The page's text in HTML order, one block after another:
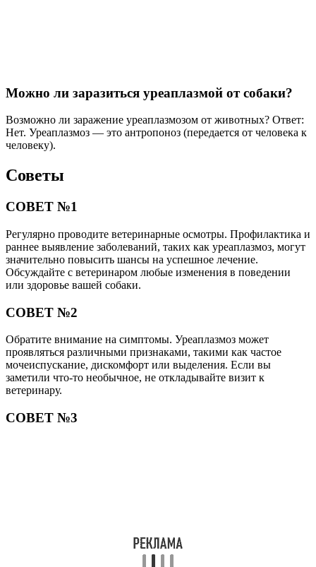
Можно ли заразиться уреаплазмой от собаки?
Возможно ли заражение уреаплазмозом от животных? Ответ:
Нет. Уреаплазмоз — это антропоноз (передается от человека к
человеку).
Советы
СОВЕТ №1
Регулярно проводите ветеринарные осмотры. Профилактика и
раннее выявление заболеваний, таких как уреаплазмоз, могут
значительно повысить шансы на успешное лечение.
Обсуждайте с ветеринаром любые изменения в поведении
или здоровье вашей собаки.
СОВЕТ №2
Обратите внимание на симптомы. Уреаплазмоз может
проявляться различными признаками, такими как частое
мочеиспускание, дискомфорт или выделения. Если вы
заметили что-то необычное, не откладывайте визит к
ветеринару.
СОВЕТ №3